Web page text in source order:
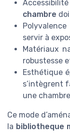
chambre
Polyvalence
servir à
Matériaux
robustesse
Esthétique
s’intègrent
une
Ce mode
la bibliotheque